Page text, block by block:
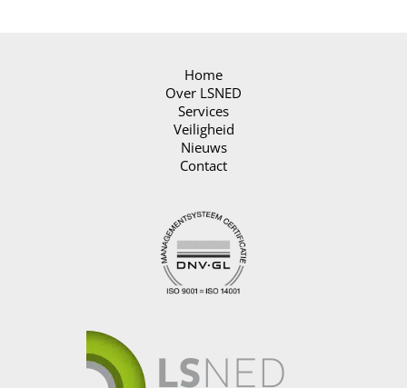
Home
Over LSNED
Services
Veiligheid
Nieuws
Contact